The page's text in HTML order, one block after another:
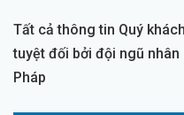
Tất cả thông tin Quý
tuyệt đối bởi đội ngũ
Pháp